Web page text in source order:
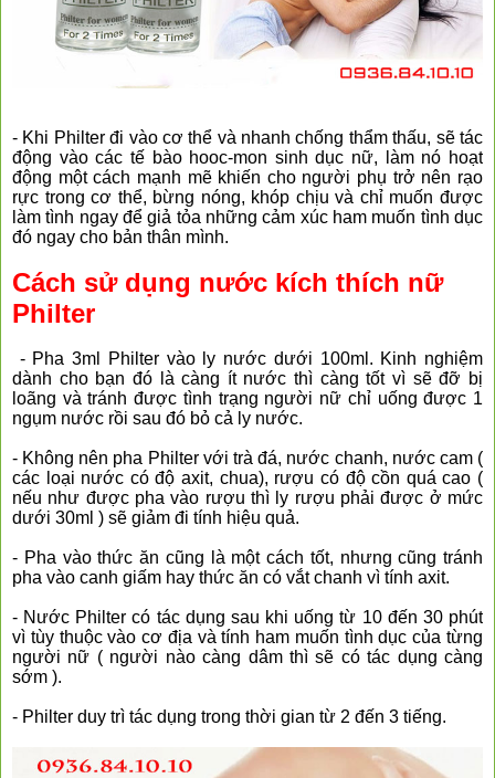
- Khi Philter đi vào cơ thể và nhanh chống thẩm thấu, sẽ tác
động vào các tế bào hooc-mon sinh dục nữ, làm nó hoạt
động một cách mạnh mẽ khiến cho người phụ trở nên rạo
rực trong cơ thể, bừng nóng, khóp chịu và chỉ muốn được
làm tình ngay để giả tỏa những cảm xúc ham muốn tình dục
đó ngay cho bản thân mình.
Cách sử dụng nước kích thích nữ
Philter
- Pha 3ml Philter vào ly nước dưới 100ml. Kinh nghiệm
dành cho bạn đó là càng ít nước thì càng tốt vì sẽ đỡ bị
loãng và tránh được tình trạng người nữ chỉ uống được 1
ngụm nước rồi sau đó bỏ cả ly nước.
- Không nên pha Philter với trà đá, nước chanh, nước cam (
các loại nước có độ axit, chua), rượu có độ cồn quá cao (
nếu như được pha vào rượu thì ly rượu phải được ở mức
dưới 30ml ) sẽ giảm đi tính hiệu quả.
- Pha vào thức ăn cũng là một cách tốt, nhưng cũng tránh
pha vào canh giấm hay thức ăn có vắt chanh vì tính axit.
- Nước Philter có tác dụng sau khi uống từ 10 đến 30 phút
vì tùy thuộc vào cơ địa và tính ham muốn tình dục của từng
người nữ ( người nào càng dâm thì sẽ có tác dụng càng
sớm ).
- Philter duy trì tác dụng trong thời gian từ 2 đến 3 tiếng.